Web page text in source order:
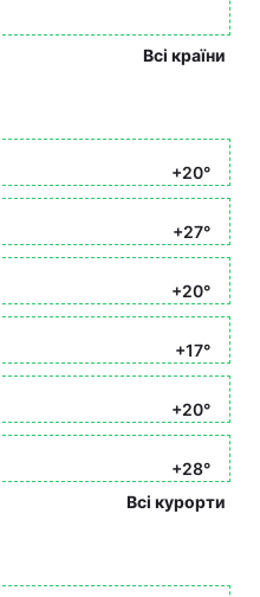
Всі країни
+20°
+27°
+20°
+17°
+20°
+28°
Всі курорти